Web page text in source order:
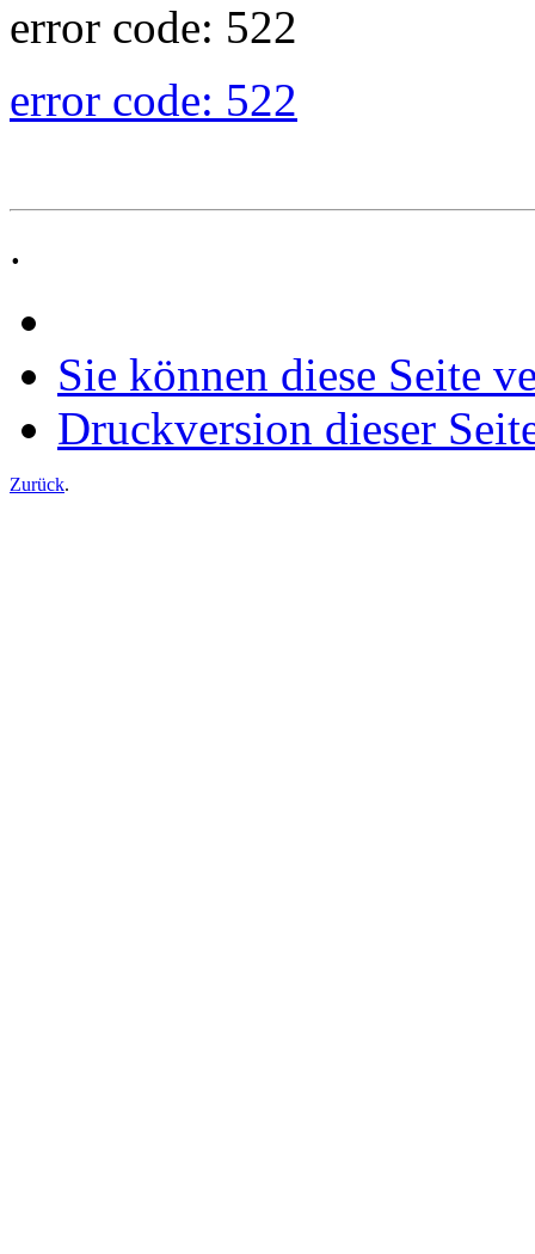
error code: 522
error code: 522
.
Sie können diese Seite
Druckversion dieser
Zurück.